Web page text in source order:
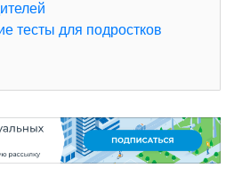
тесты для подростков